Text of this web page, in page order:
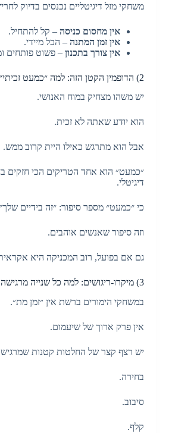
משחקי מזל דיגיטליים נכנסים בדיוק
אין מחסום כניסה– קל להתחיל.
אין זמן המתנה– הכל מיידי.
אין צורך בתכנון– פשוט פותחים
2) הדופמין הקטן הזה: למה ״כמעט זכיתי״ מרגיש כמו זכיתי?
יש משהו מצחיק במוח האנושי.
הוא יודע שאתה לא זכית.
אבל הוא מתרגש כאילו היית קרוב ממש.
״כמעט״ הוא אחד הטריקים הכי חזקים
דיגיטלי.
כי ״כמעט״ מספר סיפור: ״זה בידיים
וזה סיפור שאנשים אוהבים.
גם אם בפועל, רוב המכניקה היא
3) מיקרו-ריגושים: למה כל שנייה מרגישה כמו אירוע?
במשחקי הימורים ברשת אין ״זמן מת״.
אין פרק ארוך של שיעמום.
יש רצף קצר של החלטות קטנות
בחירה.
סיבוב.
קלף.